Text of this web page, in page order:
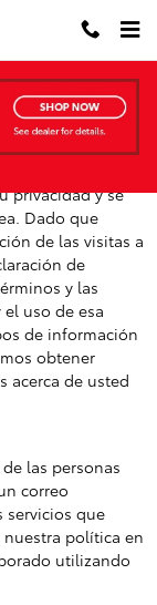
privacidad y se
Dado que
de las visitas a
de
y las
uso de esa
de información
obtener
acerca de usted
las personas
correo
que
política en
utilizando